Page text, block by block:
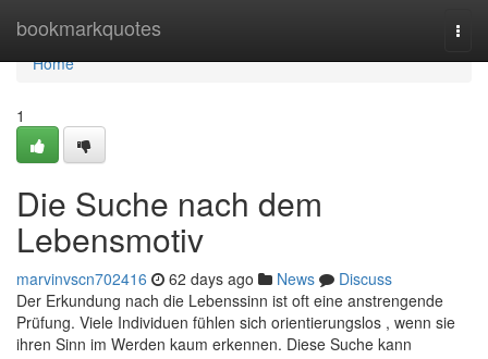
bookmarkquotes
Home
Home
1
Die Suche nach dem
Lebensmotiv
marvinvscn702416 62 days ago News
Discuss
Der Erkundung nach die Lebenssinn ist oft eine anstrengende
Prüfung. Viele Individuen fühlen sich orientierungslos , wenn sie
ihren Sinn im Werden kaum erkennen. Diese Suche kann